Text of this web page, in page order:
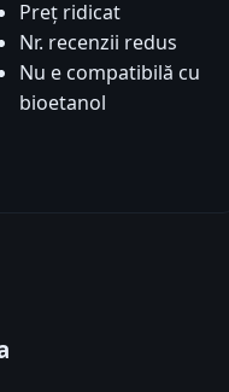
Preț ridicat
Nr. recenzii redus
Nu e compatibilă cu
bioetanol